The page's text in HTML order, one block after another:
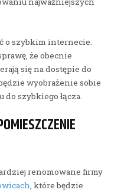
o szybkim internecie.
że obecnie
się na dostępie do
wyobrażenie sobie
szybkiego łącza.
renomowane firmy
, które będzie